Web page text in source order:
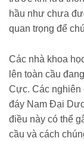
hầu như chưa
quan trọng để
Các nhà khoa
lên toàn cầu
Cực. Các
đáy Nam Đại
điều này có thể
cầu và cách